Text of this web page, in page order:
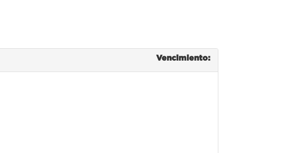
Vencimiento: